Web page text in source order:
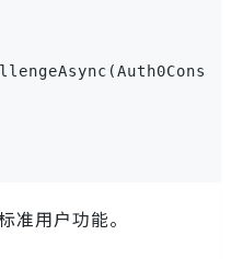
准用户功能。